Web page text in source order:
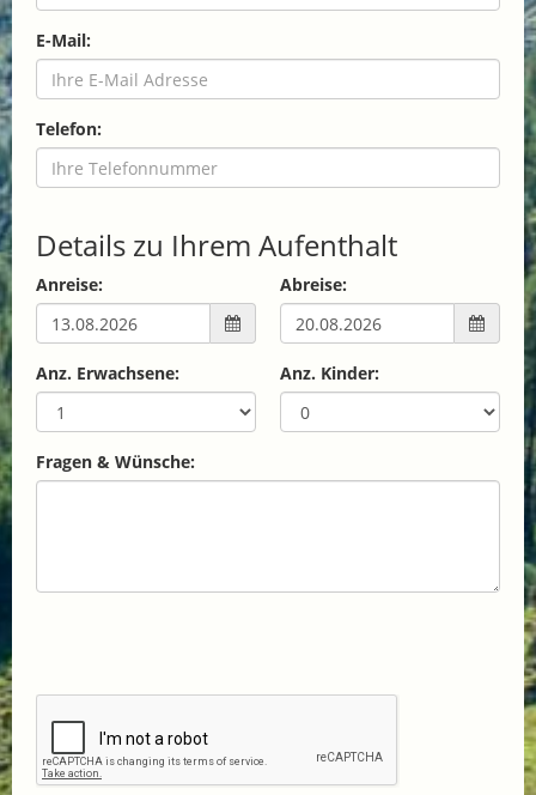
E-Mail:
Telefon:
Details zu Ihrem Aufenthalt
Anreise: Abreise:
Anz. Erwachsene: Anz. Kinder:
Fragen & Wünsche: